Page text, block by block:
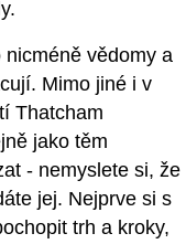
vědomy a
Mimo jiné i v
Thatcham
jako těm
- nemyslete si, že
jej. Nejprve si s
trh a kroky,